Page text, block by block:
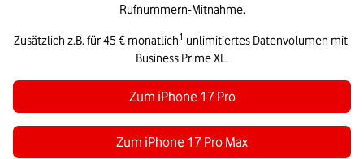
Rufnummern-Mitnahme.
Zusätzlich z.B. für 45 € monatlich1 unlimitiertes Datenvolumen mit
Business Prime XL.
Zum iPhone 17 Pro
Zum iPhone 17 Pro Max